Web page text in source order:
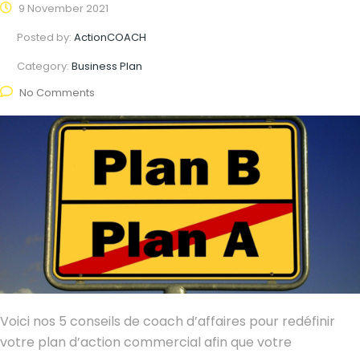
9 November 2021
Posted by: ActionCOACH
Category: Business Plan
No Comments
Voici nos 5 conseils de coach d’affaires pour redéfinir
votre plan d’action commercial afin que votre